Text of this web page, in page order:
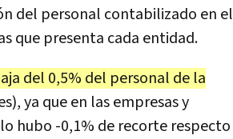
del personal contabilizado en el
que presenta cada entidad.
del 0,5% del personal de la
ya que en las empresas y
hubo -0,1% de recorte respecto